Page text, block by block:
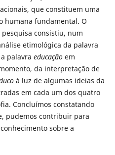
que constituem uma
humana fundamental. O
consistiu, num
etimológica da palavra
palavra educação em
da interpretação de
à luz de algumas ideias da
em cada um dos quatro
Concluímos constatando
pudemos contribuir para
sobre a